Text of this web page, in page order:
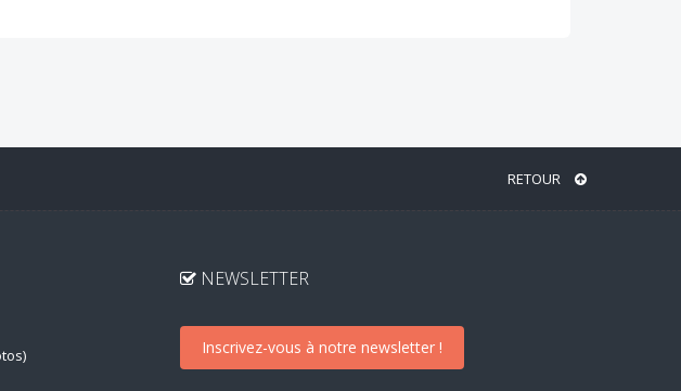
RETOUR
NEWSLETTER
Inscrivez-vous à notre newsletter !